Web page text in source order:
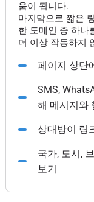
움이 됩니다.
마지막으로 짧은
한 도메인 중 하나
더 이상 작동하지
페이지 상단
SMS,
해 메시지와
상대방이 링
국가, 도시,
보기